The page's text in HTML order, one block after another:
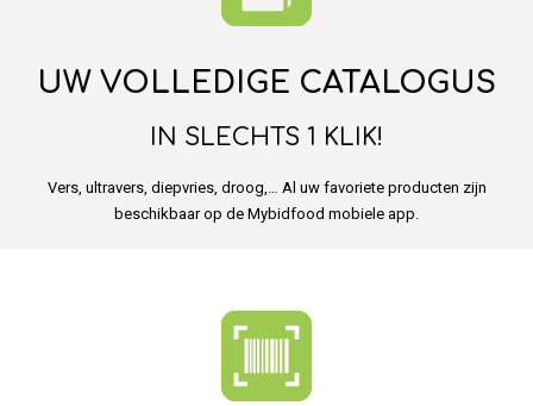
UW VOLLEDIGE CATALOGUS
IN SLECHTS 1 KLIK!
Vers, ultravers, diepvries, droog,… Al uw favoriete producten zijn
beschikbaar op de Mybidfood mobiele app.